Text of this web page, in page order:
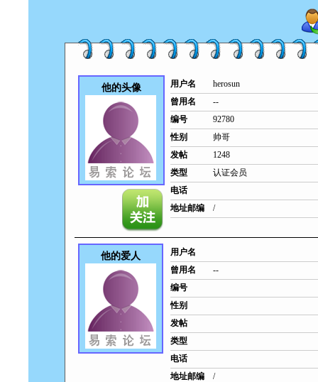
他的头像 用户名
herosun
曾用名
--
编号
92780
性别
帅哥
发帖
1248
类型
认证会员
电话
地址邮编
/
他的爱人
用户名
曾用名
--
编号
性别
发帖
类型
电话
地址邮编
/